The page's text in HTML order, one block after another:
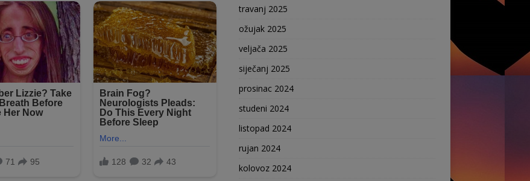
travanj 2025
ožujak 2025
veljača 2025
siječanj 2025
prosinac 2024
studeni 2024
listopad 2024
rujan 2024
kolovoz 2024